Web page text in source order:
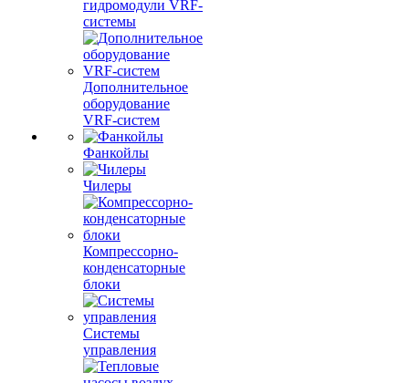
гидромодули VRF-
системы
Дополнительное
оборудование
VRF-систем
Фанкойлы
Чилеры
Компрессорно-
конденсаторные
блоки
Системы
управления